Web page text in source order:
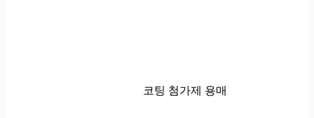
코팅 첨가제 용매